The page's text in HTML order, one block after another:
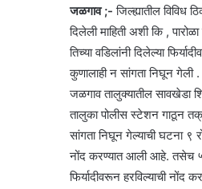
जळगाव ;- जिल्ह्यातील विविध
दिलेली माहिती अशी कि ,
तिच्या वडिलांनी दिलेल्या
कुणालाही न सांगता निघून गेली
जळगाव तालुक्यातील सावखेडा
तालुका पोलीस स्टेशन गाठून
सांगता निघून गेल्याची घटना ९
नोंद करण्यात आली आहे. तसेच ५
फिर्यादीवरून हरविल्याची नोंद